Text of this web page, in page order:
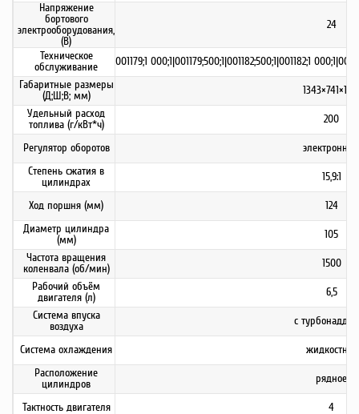
Напряжение
бортового
электрооборудования,
(В)
24
Техническое
обслуживание
001179;1 000;1|001179;500;1|001182;500;1|001182;1
Габаритные размеры
(Д;Ш;В; мм)
Удельный расход
топлива (г/кВт*ч)
200
Регулятор оборотов
Степень сжатия в
цилиндрах
15,9:1
Ход поршня (мм)
124
Диаметр цилиндра
(мм)
105
Частота вращения
коленвала (об/мин)
1500
Рабочий объём
двигателя (л)
6,5
Система впуска
воздуха
с
Система охлаждения
жидкостная
Расположение
цилиндров
рядное
Тактность двигателя
4